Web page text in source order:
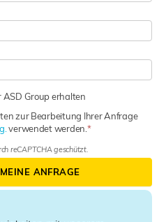
ASD Group erhalten
zur Bearbeitung Ihrer Anfrage
verwendet werden.
reCAPTCHA geschützt.
ANFRAGE